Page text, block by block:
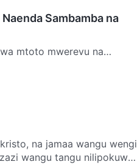
Sambamba na
mtoto mwerevu na
na jamaa wangu wengi
wangu tangu nilipokuwa